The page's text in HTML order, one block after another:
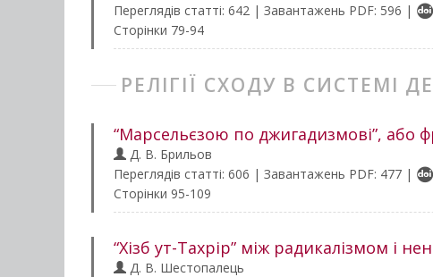
Переглядів статті: 642 | Завантажень PDF: 596 |
Сторінки 79-94
РЕЛІГІЇ СХОДУ В СИСТЕМІ
“Марсельєзою по джигадизмові”, або
Д. В. Брильов
Переглядів статті: 606 | Завантажень PDF: 477 |
Сторінки 95-109
“Хізб ут-Тахрір” між радикалізмом і
Д. В. Шестопалець